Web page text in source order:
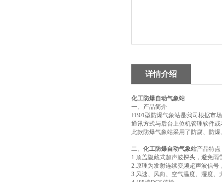
详情介绍
化工防爆自动气象站
一、产品简介
FB01型防爆气象站是我司根据市
通讯方式与后台上位机管理软件
此款防爆气象站采用了防腐、防
二、 化工防爆自动气象站产品特点
1.顶盖隐藏式超声波探头，避免
2.原理为发射连续变频超声波信
3.风速、风向、空气温度、湿度